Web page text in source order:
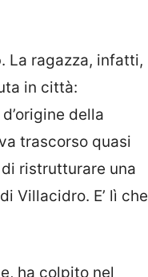
. La ragazza, infatti,
in città:
della
trascorso quasi
ristrutturare una
Villacidro. E’ lì che
ha colpito nel